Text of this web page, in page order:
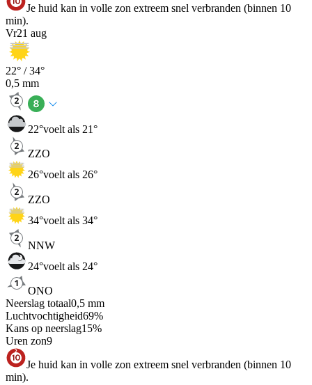
Je huid kan in volle zon extreem snel verbranden (binnen 10
min).
Vr21 aug
22° /34°
0,5 mm
22°voelt als 21°
ZZO
26°voelt als 26°
ZZO
34°voelt als 34°
NNW
24°voelt als 24°
ONO
Neerslag totaal0,5 mm
Luchtvochtigheid69%
Kans op neerslag15%
Uren zon9
Je huid kan in volle zon extreem snel verbranden (binnen 10
min).